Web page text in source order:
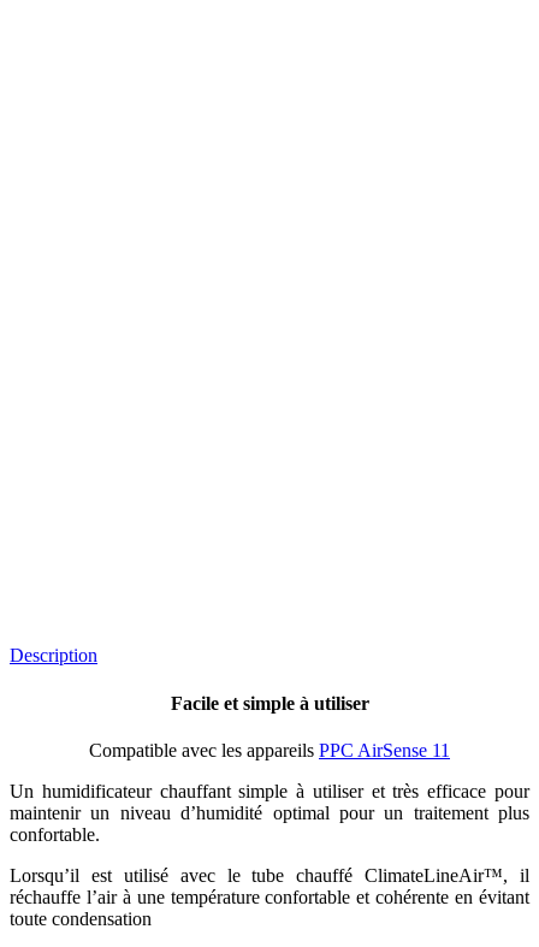
Description
Facile et simple à utiliser
Compatible avec les appareils PPC AirSense 11
Un humidificateur chauffant simple à utiliser et très efficace pour
maintenir un niveau d’humidité optimal pour un traitement plus
confortable.
Lorsqu’il est utilisé avec le tube chauffé ClimateLineAir™, il
réchauffe l’air à une température confortable et cohérente en évitant
toute condensation